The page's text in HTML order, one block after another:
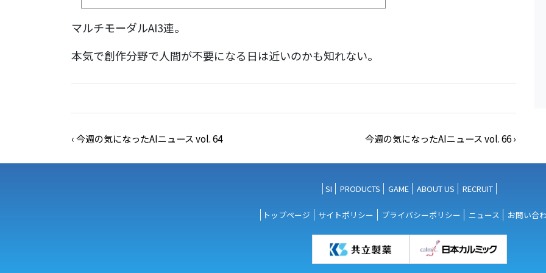
マルチモーダルAI3連。
本気で創作分野で人間が不要になる日は近いのかも知れない。
‹今週の気になったAIニュース vol. 64 今週の気になったAIニュース vol. 66›
SI PRODUCTS GAME ABOUT US RECRUIT
トップページ サイトポリシー プライバシーポリシー ニュース お問い合